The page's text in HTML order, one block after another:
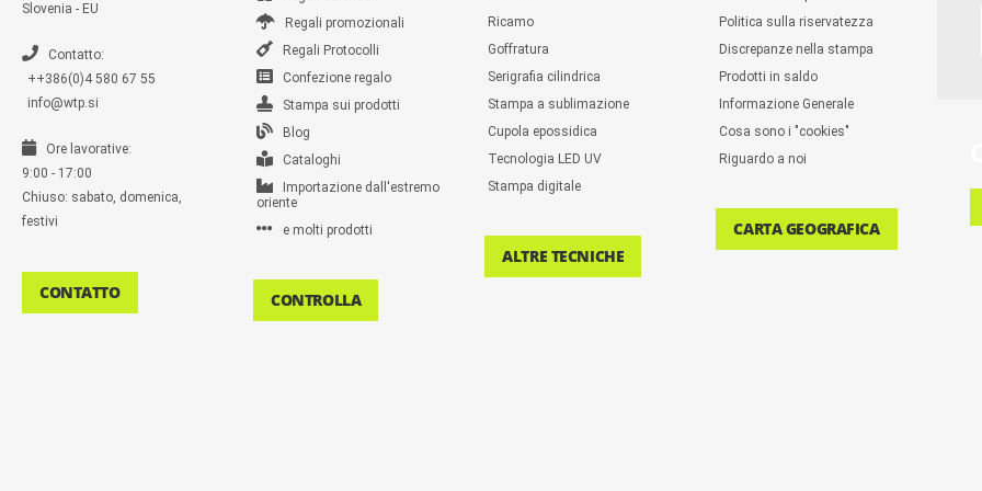
Slovenia - EU
Contatto:
++386(0)4 580 67 55
info@wtp.si
Ore lavorative:
9:00 - 17:00
Chiuso: sabato, domenica,
festivi
CONTATTO
Regali promozionali
Regali Protocolli
Confezione regalo
Stampa sui prodotti
Blog
Cataloghi
Importazione dall'estremo
oriente
e molti prodotti
CONTROLLA
Ricamo
Goffratura
Serigrafia cilindrica
Stampa a sublimazione
Cupola epossidica
Tecnologia LED UV
Stampa digitale
ALTRE TECNICHE
Politica sulla riservatezza
Discrepanze nella stampa
Prodotti in saldo
Informazione Generale
Cosa sono i "cookies"
Riguardo a noi
CARTA GEOGRAFICA